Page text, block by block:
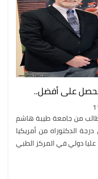
على أفضل..
من جامعة طيبة هاشم
الدكتوراه من أمريكيا
دولي في المركز الطبي